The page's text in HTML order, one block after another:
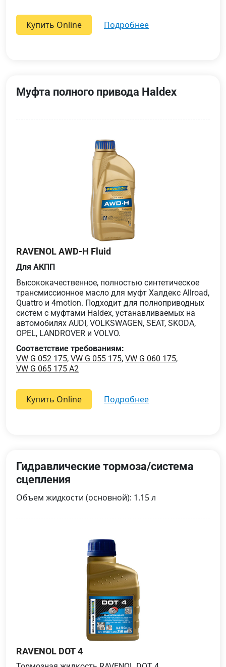
Купить Online подробнее
Муфта полного привода Haldex
RAVENOL AWD-H Fluid
Для АКПП
Высококачественное, полностью синтетическое
трансмиссионное масло для муфт Халдекс Allroad,
Quattro и 4motion. Подходит для полноприводных
систем с муфтами Haldex, устанавливаемых на
автомобилях AUDI, VOLKSWAGEN, SEAT, SKODA,
OPEL, LANDROVER и VOLVO.
Соответствие требованиям:
VW G 052 175, VW G 055 175, VW G 060 175,
VW G 065 175 A2
Купить Online подробнее
Гидравлические тормоза/система
сцепления
Объем жидкости (основной): 1.15 л
RAVENOL DOT 4